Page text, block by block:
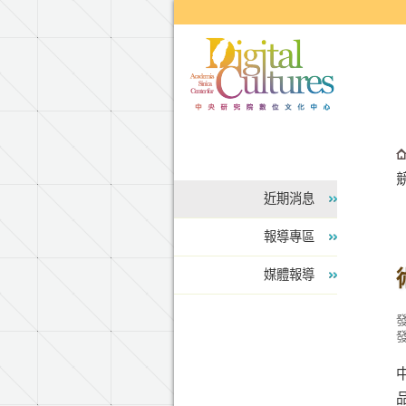
近期消息
報導專區
媒體報導